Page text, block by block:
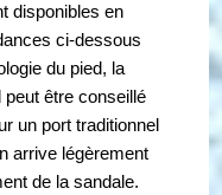
disponibles en
ci-dessous
du pied, la
peut être conseillé
un port traditionnel
arrive légèrement
de la sandale.